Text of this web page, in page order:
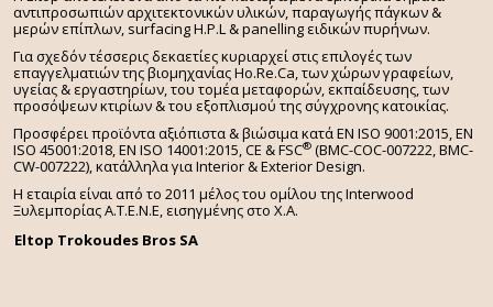
αντιπροσωπιών αρχιτεκτονικών υλικών, παραγωγής πάγκων &
μερών επίπλων, surfacing H.P.L & panelling ειδικών πυρήνων.
Για σχεδόν τέσσερις δεκαετίες κυριαρχεί στις επιλογές των
επαγγελματιών της βιομηχανίας Ho.Re.Ca, των χώρων γραφείων,
υγείας & εργαστηρίων, του τομέα μεταφορών, εκπαίδευσης, των
προσόψεων κτιρίων & του εξοπλισμού της σύγχρονης κατοικίας.
Προσφέρει προϊόντα αξιόπιστα & βιώσιμα κατά EN ISO 9001:2015, EN
ISO 45001:2018, EN ISO 14001:2015,CE & FSC® (BMC-COC-007222, BMC-
CW-007222), κατάλληλα για Interior & Exterior Design.
Η εταιρία είναι από το 2011 μέλος του ομίλου της Interwood
Ξυλεμπορίας Α.Τ.Ε.Ν.Ε, εισηγμένης στο Χ.A.
Eltop Trokoudes Bros SA